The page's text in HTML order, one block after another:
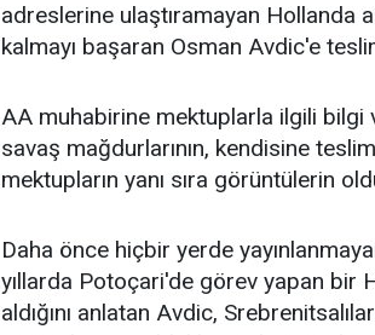
adreslerine ulaştıramayan Hollanda
kalmayı başaran Osman Avdic'e
AA muhabirine mektuplarla ilgili bilgi
savaş mağdurlarının, kendisine
mektupların yanı sıra görüntülerin
Daha önce hiçbir yerde
yıllarda Potoçari'de görev yapan bir
aldığını anlatan Avdic,